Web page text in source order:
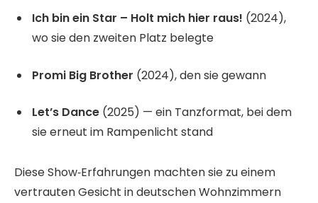
Ich bin ein Star – Holt mich hier raus! (2024),
wo sie den zweiten Platz belegte
Promi Big Brother (2024), den sie gewann
Let’s Dance (2025) — ein Tanzformat, bei dem
sie erneut im Rampenlicht stand
Diese Show‑Erfahrungen machten sie zu einem
vertrauten Gesicht in deutschen Wohnzimmern